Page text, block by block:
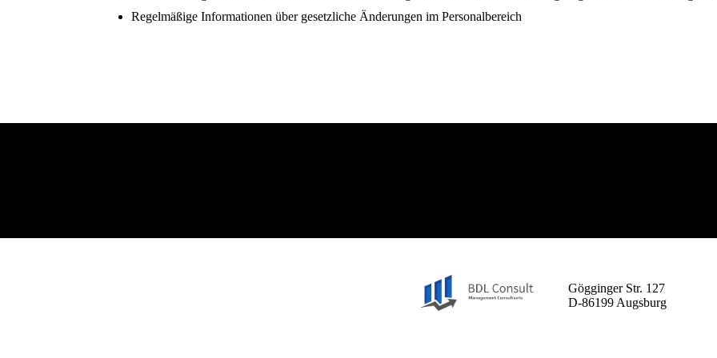
Regelmäßige Informationen über gesetzliche Änderungen im Personalbereich
Gögginger Str. 127
D-86199 Augsburg